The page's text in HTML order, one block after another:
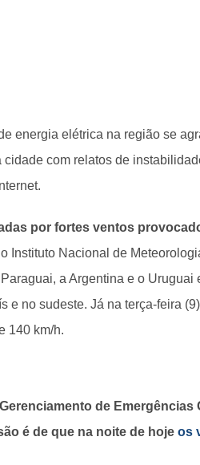
energia elétrica na região se
com relatos de
por fortes ventos
Instituto Nacional de
a Argentina e o Uruguai
e no sudeste. Já na terça-feira
140 km/h.
de Emergências
é de que na noite de hoje os